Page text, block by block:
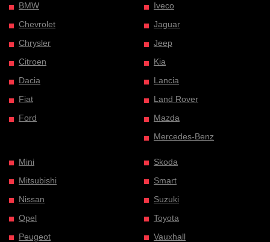
BMW
Chevrolet
Chrysler
Citroen
Dacia
Fiat
Ford
Iveco
Jaguar
Jeep
Kia
Lancia
Land Rover
Mazda
Mercedes-Benz
Mini
Mitsubishi
Nissan
Opel
Peugeot
Skoda
Smart
Suzuki
Toyota
Vauxhall